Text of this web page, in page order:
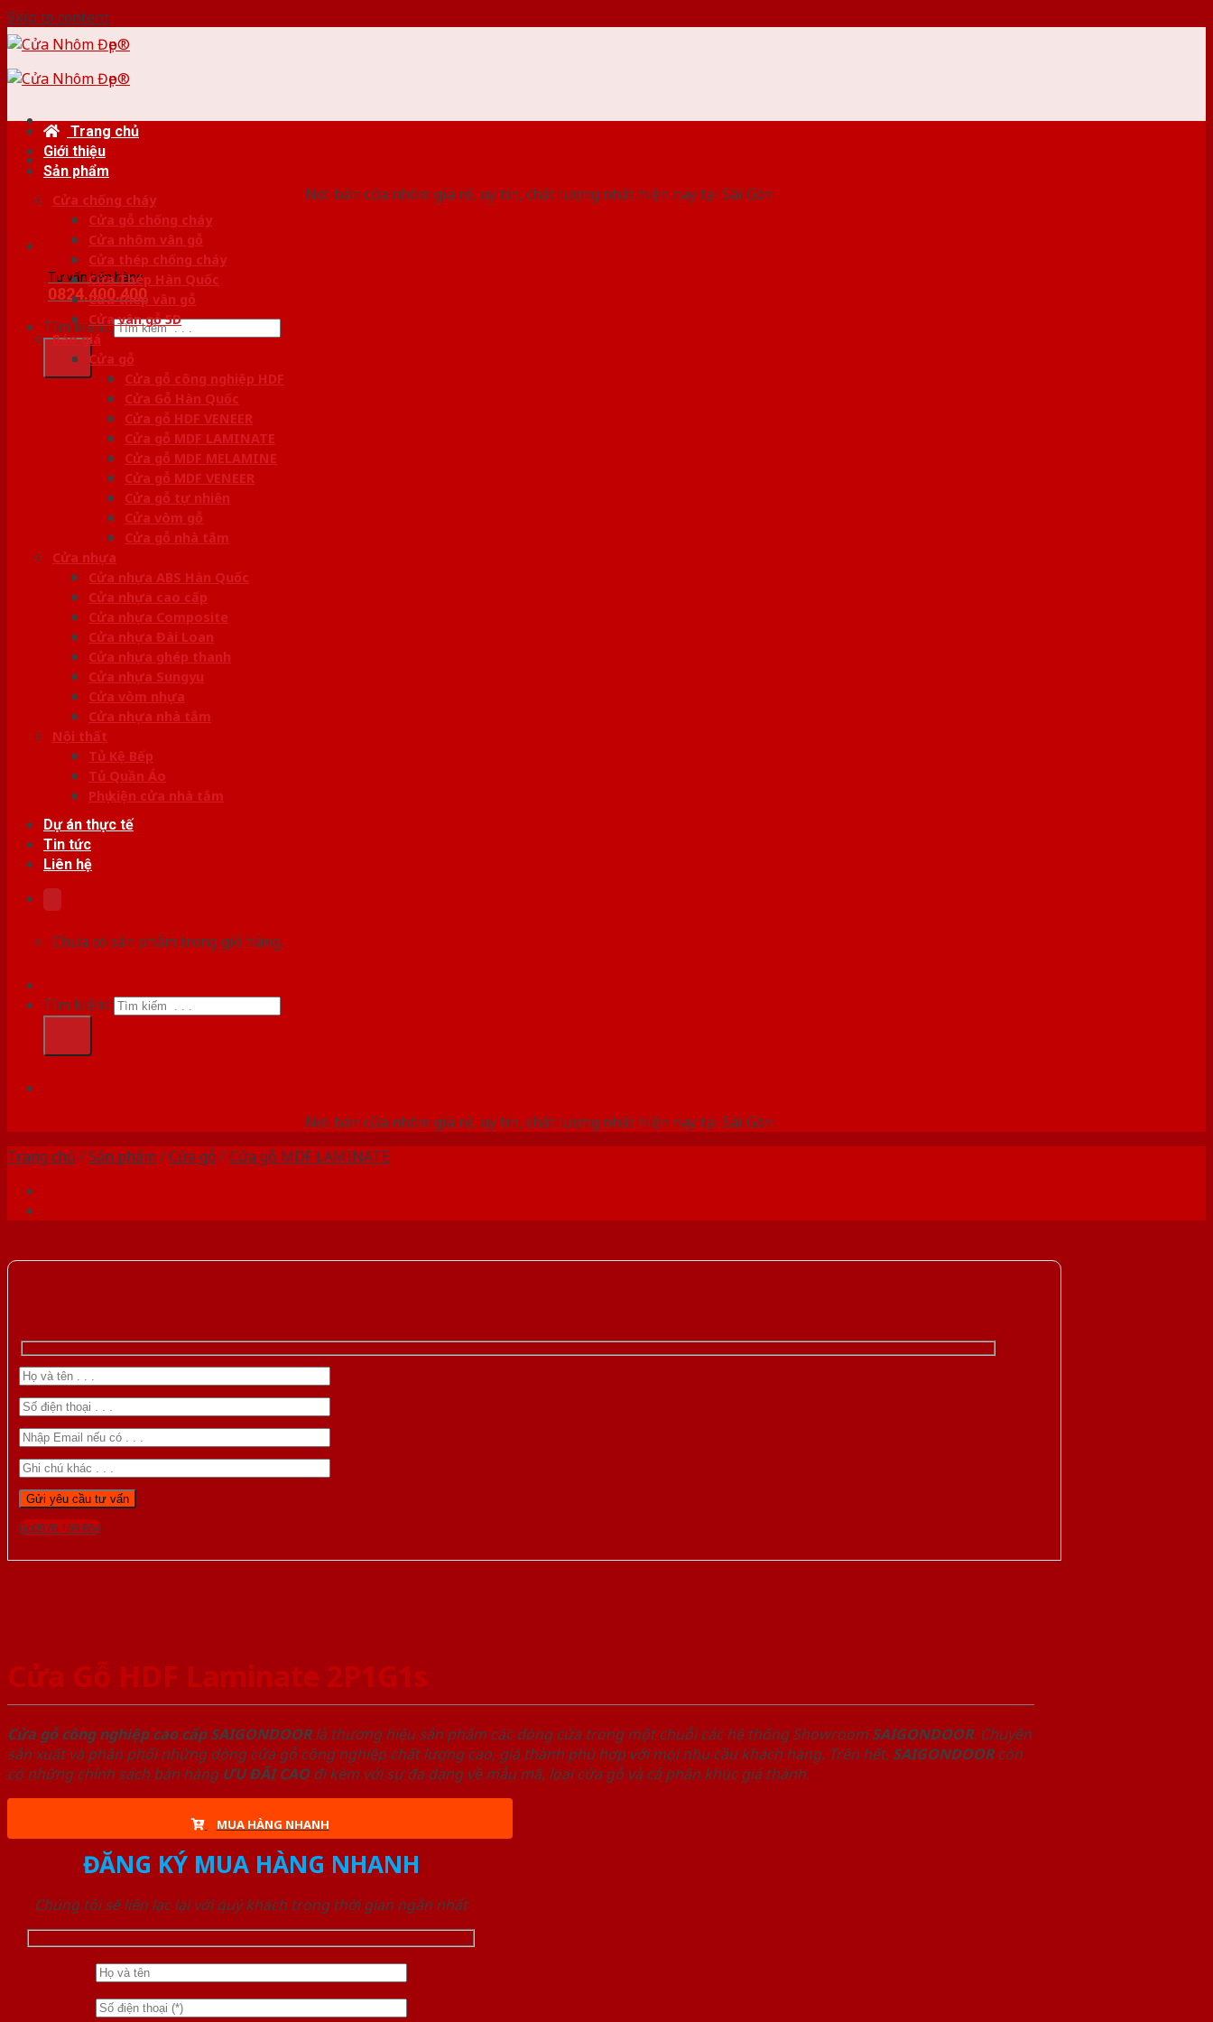
Skip to content
Nơi bán cửa nhôm giá rẻ, uy tín, chất lượng nhất hiện nay tại Sài Gòn
Tư vấn bán hàng
0824.400.400
Tìm kiếm:
Trang chủ
Giới thiệu
Sản phẩm
Cửa chống cháy
Cửa gỗ chống cháy
Cửa nhôm vân gỗ
Cửa thép chống cháy
Cửa Thép Hàn Quốc
Cửa thép vân gỗ
Cửa vân gỗ 5D
Báo giá
Cửa gỗ
Cửa gỗ công nghiệp HDF
Cửa Gỗ Hàn Quốc
Cửa gỗ HDF VENEER
Cửa gỗ MDF LAMINATE
Cửa gỗ MDF MELAMINE
Cửa gỗ MDF VENEER
Cửa gỗ tự nhiên
Cửa vòm gỗ
Cửa gỗ nhà tắm
Cửa nhựa
Cửa nhựa ABS Hàn Quốc
Cửa nhựa cao cấp
Cửa nhựa Composite
Cửa nhựa Đài Loan
Cửa nhựa ghép thanh
Cửa nhựa Sungyu
Cửa vòm nhựa
Cửa nhựa nhà tắm
Nội thất
Tủ Kệ Bếp
Tủ Quần Áo
Phụ kiện cửa nhà tắm
Dự án thực tế
Tin tức
Liên hệ
Chưa có sản phẩm trong giỏ hàng.
Tìm kiếm:
Nơi bán cửa nhôm giá rẻ, uy tín, chất lượng nhất hiện nay tại Sài Gòn
Trang chủ /Sản phẩm /Cửa gỗ /Cửa gỗ MDF LAMINATE
Gọi 0976.169.864
Cửa Gỗ HDF Laminate 2P1G1s
Cửa gỗ công nghiệp cao cấp SAIGONDOORlà thương hiệu sản phẩm các dòng cửa trong một chuỗi các hệ thống Showroom SAIGONDOOR. Chuyên
sản xuất và phân phối những dòng cửa gỗ công nghiệp chất lượng cao, giá thành phù hợp với mọi nhu cầu khách hàng. Trên hết, SAIGONDOORcòn
có những chính sách bán hàng ƯU ĐÃI CAOđi kèm với sự đa dạng về mẫu mã, loại cửa gỗ và cả phân khúc giá thành.
MUA HÀNG NHANH
ĐĂNG KÝ MUA HÀNG NHANH
Chúng tôi sẽ liên lạc lại với quý khách trong thời gian ngắn nhất